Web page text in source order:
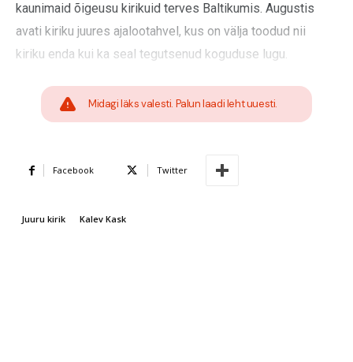
kaunimaid õigeusu kirikuid terves Baltikumis. Augustis
avati kiriku juures ajalootahvel, kus on välja toodud nii
kiriku enda kui ka seal tegutsenud koguduse lugu.
Midagi läks valesti. Palun laadi leht uuesti.
Facebook Twitter
Juuru kirik Kalev Kask